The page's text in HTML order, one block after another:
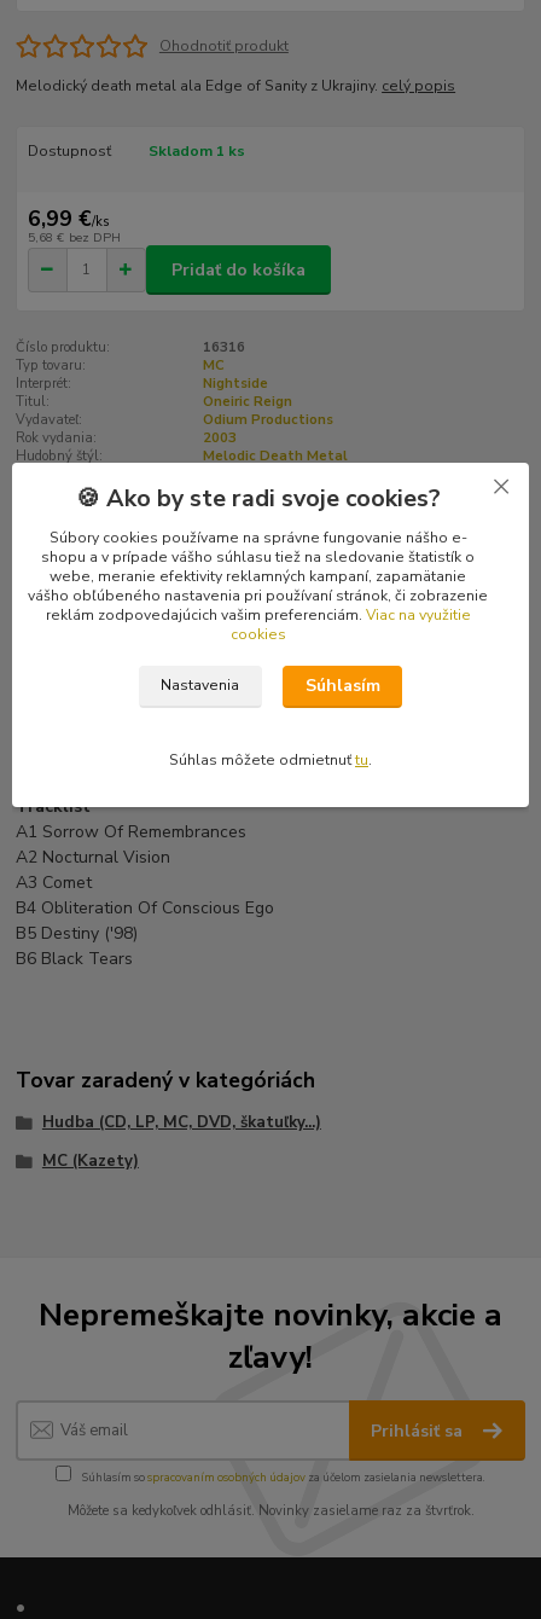
Ohodnotiť produkt
Melodický death metal ala Edge of Sanity z Ukrajiny. celý popis
Dostupnosť Skladom 1 ks
6,99 €/ks
5,68 € bez DPH
Pridať do košíka
Číslo produktu:
16316
Typ tovaru:
MC
Interprét:
Nightside
Titul:
Oneiric Reign
Vydavateľ:
Odium Productions
Rok vydania:
2003
Hudobný štýl:
Melodic Death Metal
Kompletné špecifikácie
Hodnotenie 0
Kompletné špecifikácie
Melodický death metal ala Edge of Sanity z Ukrajiny.
Tracklist
A1 Sorrow Of Remembrances
A2 Nocturnal Vision
A3 Comet
B4 Obliteration Of Conscious Ego
B5 Destiny ('98)
B6 Black Tears
Tovar zaradený v kategóriách
Hudba (CD, LP, MC, DVD, škatuľky...)
MC (Kazety)
Nepremeškajte novinky, akcie a
zľavy!
Prihlásiť sa
Súhlasím sospracovaním osobných údajov za účelom zasielania newslettera.
Môžete sa kedykoľvek odhlásiť. Novinky zasielame raz za štvrťrok.
•
🍪 Ako by ste radi svoje cookies?
Súbory cookies používame na správne fungovanie nášho e-
shopu a v prípade vášho súhlasu tiež na sledovanie štatistík o
webe, meranie efektivity reklamných kampaní, zapamätanie
vášho obľúbeného nastavenia pri používaní stránok, či zobrazenie
reklám zodpovedajúcich vašim preferenciám. Viac na využitie
cookies
Nastavenia Súhlasím
Súhlas môžete odmietnuťtu.